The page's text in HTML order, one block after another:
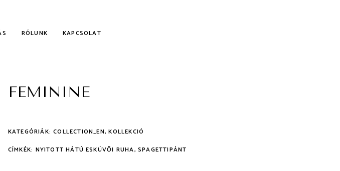
RÓLUNK KAPCSOLAT
FEMININE
KATEGÓRIÁK:COLLECTION_EN,KOLLEKCIÓ
CÍMKÉK: NYITOTT HÁTÚ ESKÜVŐI RUHA, SPAGETTIPÁNT